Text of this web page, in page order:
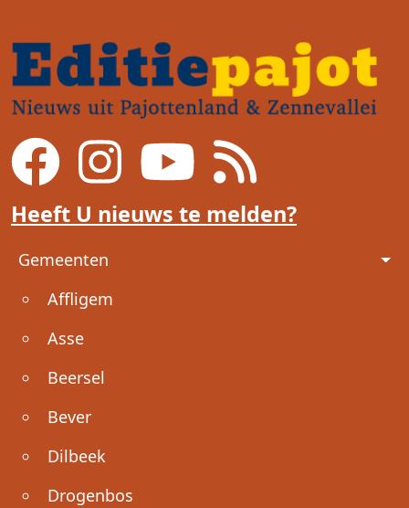
Heeft U nieuws te melden?
Voet
Gemeenten
Affligem
Asse
Beersel
Bever
Dilbeek
Drogenbos